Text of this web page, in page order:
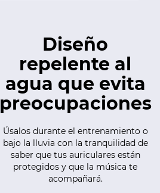
Diseño
repelente al
agua que evita
preocupaciones
Úsalos durante el entrenamiento o
bajo la lluvia con la tranquilidad de
saber que tus auriculares están
protegidos y que la música te
acompañará.